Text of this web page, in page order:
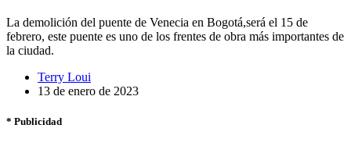
La demolición del puente de Venecia en Bogotá,será el 15 de
febrero, este puente es uno de los frentes de obra más importantes de
la ciudad.
Terry Loui
13 de enero de 2023
* Publicidad